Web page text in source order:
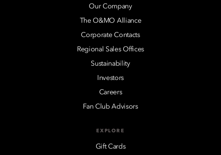
Our Company
The O&MO Alliance
Corporate Contacts
Regional Sales Offices
Sustainability
Investors
Careers
Fan Club Advisors
EXPLORE
Gift Cards